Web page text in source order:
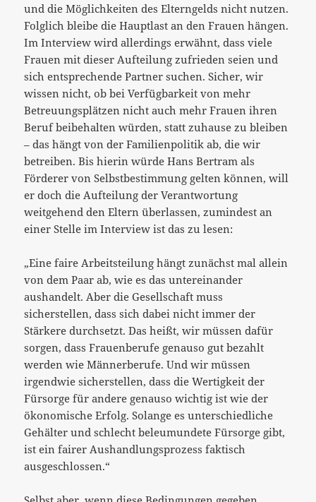
und die Möglichkeiten des Elterngelds nicht nutzen.
Folglich bleibe die Hauptlast an den Frauen hängen.
Im Interview wird allerdings erwähnt, dass viele
Frauen mit dieser Aufteilung zufrieden seien und
sich entsprechende Partner suchen. Sicher, wir
wissen nicht, ob bei Verfügbarkeit von mehr
Betreuungsplätzen nicht auch mehr Frauen ihren
Beruf beibehalten würden, statt zuhause zu bleiben
– das hängt von der Familienpolitik ab, die wir
betreiben. Bis hierin würde Hans Bertram als
Förderer von Selbstbestimmung gelten können, will
er doch die Aufteilung der Verantwortung
weitgehend den Eltern überlassen, zumindest an
einer Stelle im Interview ist das zu lesen:
„Eine faire Arbeitsteilung hängt zunächst mal allein
von dem Paar ab, wie es das untereinander
aushandelt. Aber die Gesellschaft muss
sicherstellen, dass sich dabei nicht immer der
Stärkere durchsetzt. Das heißt, wir müssen dafür
sorgen, dass Frauenberufe genauso gut bezahlt
werden wie Männerberufe. Und wir müssen
irgendwie sicherstellen, dass die Wertigkeit der
Fürsorge für andere genauso wichtig ist wie der
ökonomische Erfolg. Solange es unterschiedliche
Gehälter und schlecht beleumundete Fürsorge gibt,
ist ein fairer Aushandlungsprozess faktisch
ausgeschlossen.“